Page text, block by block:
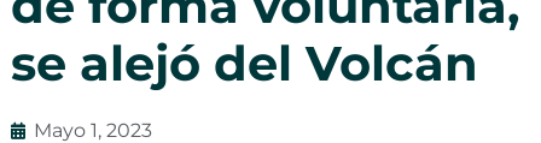
se alejó del Volcán
Mayo 1, 2023